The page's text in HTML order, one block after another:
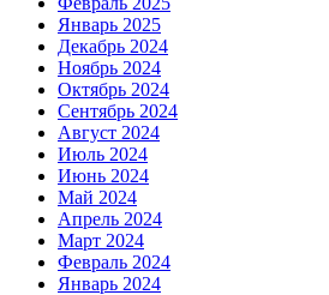
Январь 2025
Декабрь 2024
Ноябрь 2024
Октябрь 2024
Сентябрь 2024
Август 2024
Июль 2024
Июнь 2024
Май 2024
Апрель 2024
Март 2024
Февраль 2024
Январь 2024